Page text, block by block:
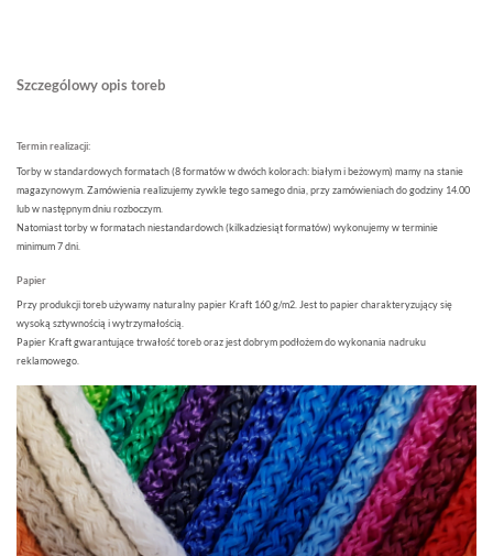
Szczególowy opis toreb
Termin realizacji:
Torby w standardowych formatach (8 formatów w dwóch kolorach: białym i beżowym) mamy na stanie
magazynowym. Zamówienia realizujemy zywkle tego samego dnia, przy zamówieniach do godziny 14.00
lub w następnym dniu rozboczym.
Natomiast torby w formatach niestandardowch (kilkadziesiąt formatów) wykonujemy w terminie
minimum 7 dni.
Papier
Przy produkcji toreb używamy naturalny papier Kraft 160 g/m2. Jest to papier charakteryzujący się
wysoką sztywnością i wytrzymałością.
Papier Kraft gwarantujące trwałość toreb oraz jest dobrym podłożem do wykonania nadruku
reklamowego.